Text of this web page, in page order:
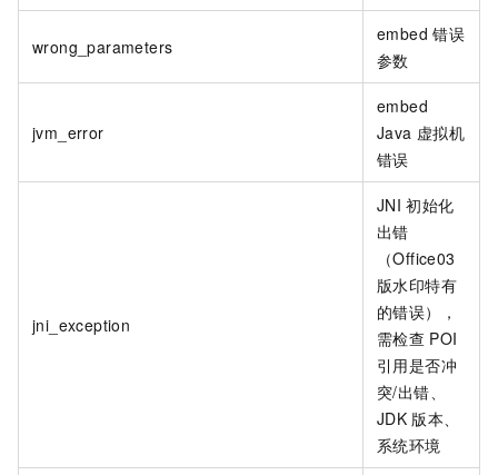
wrong_parameters
embed 错误
参数
jvm_error
embed
Java 虚拟机
错误
jni_exception
JNI 初始化
出错
（Office03
版水印特有
的错误），
需检查 POI
引用是否冲
突/出错、
JDK 版本、
系统环境